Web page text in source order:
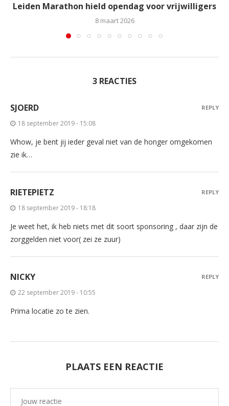
Leiden Marathon hield opendag voor vrijwilligers
8 maart 2026
3 REACTIES
SJOERD
18 september 2019 - 15:08
Whow, je bent jij ieder geval niet van de honger omgekomen
zie ik…
REPLY
RIETEPIETZ
18 september 2019 - 18:18
Je weet het, ik heb niets met dit soort sponsoring , daar zijn de
zorggelden niet voor( zei ze zuur)
REPLY
NICKY
22 september 2019 - 10:55
Prima locatie zo te zien.
REPLY
PLAATS EEN REACTIE